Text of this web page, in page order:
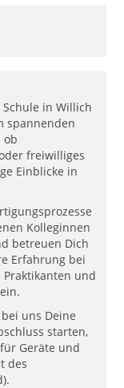
in Willich
spannenden
ob
freiwilliges
Einblicke in
Kolleginnen
betreuen Dich
Erfahrung bei
und
uns Deine
starten,
Geräte und
des